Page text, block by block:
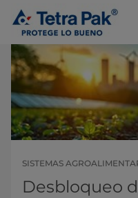
SISTEMAS
Desbloqueo